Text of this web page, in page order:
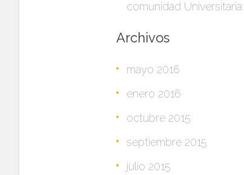
comunidad Universitaria:
Archivos
mayo 2016
enero 2016
octubre 2015
septiembre 2015
julio 2015